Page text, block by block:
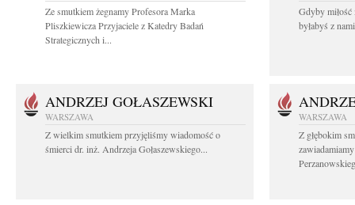
Ze smutkiem żegnamy Profesora Marka
Pliszkiewicza Przyjaciele z Katedry Badań
Strategicznych i...
Gdyby miłość
byłabyś z
ANDRZEJ GOŁASZEWSKI
WARSZAWA
Z wielkim smutkiem przyjęliśmy wiadomość o
śmierci dr. inż. Andrzeja Gołaszewskiego...
WARSZAWA
Z głębokim